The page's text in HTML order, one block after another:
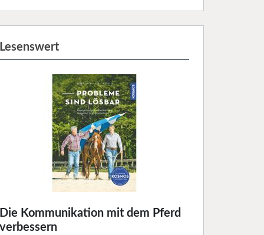
Lesenswert
Die Kommunikation mit dem Pferd
verbessern